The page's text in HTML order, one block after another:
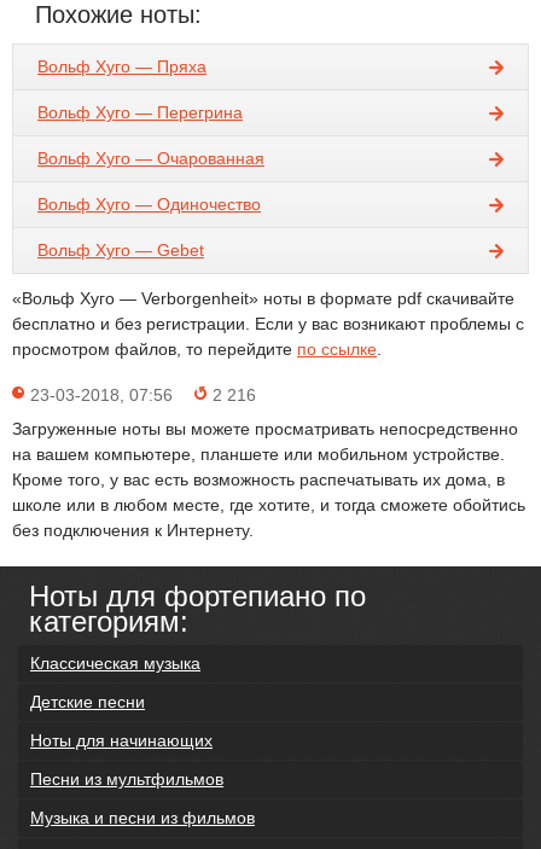
Похожие ноты:
Вольф Хуго — Пряха
Вольф Хуго — Перегрина
Вольф Хуго — Очарованная
Вольф Хуго — Одиночество
Вольф Хуго — Gebet
«Вольф Хуго — Verborgenheit» ноты в формате pdf скачивайте
бесплатно и без регистрации. Если у вас возникают проблемы с
просмотром файлов, то перейдите по ссылке
23-03-2018, 07:56
2 216
Загруженные ноты вы можете просматривать непосредственно
на вашем компьютере, планшете или мобильном устройстве.
Кроме того, у вас есть возможность распечатывать их дома, в
школе или в любом месте, где хотите, и тогда сможете обойтись
без подключения к Интернету.
Ноты для фортепиано по
категориям:
Классическая музыка
Детские песни
Ноты для начинающих
Песни из мультфильмов
Музыка и песни из фильмов